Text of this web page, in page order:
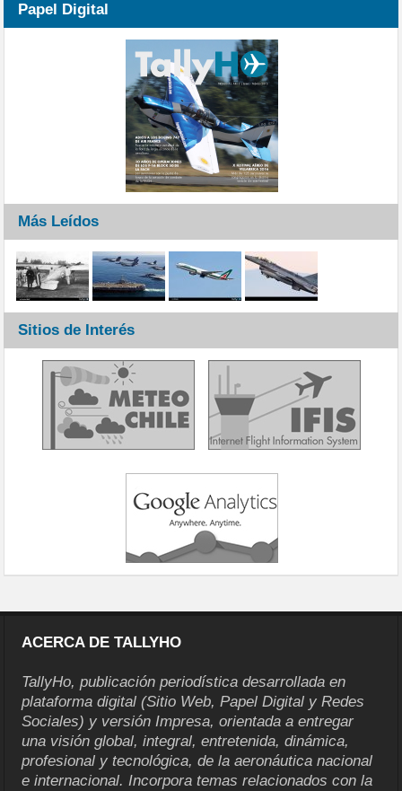
Papel Digital
Más Leídos
Sitios de Interés
ACERCA DE TALLYHO
TallyHo, publicación periodística desarrollada en
plataforma digital (Sitio Web, Papel Digital y Redes
Sociales) y versión Impresa, orientada a entregar
una visión global, integral, entretenida, dinámica,
profesional y tecnológica, de la aeronáutica nacional
e internacional. Incorpora temas relacionados con la